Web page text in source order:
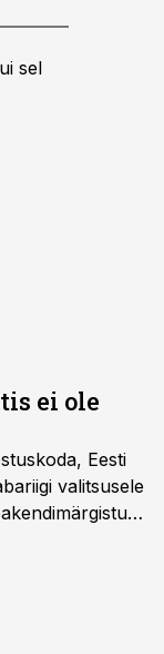
sel
ei ole
Eesti
valitsusele